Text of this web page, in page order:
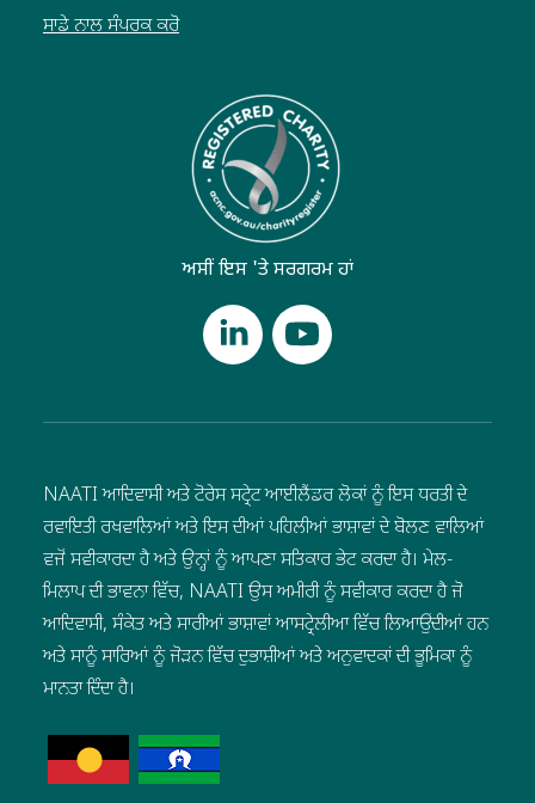
ਸਾਡੇ ਨਾਲ ਸੰਪਰਕ ਕਰੋ
ਅਸੀਂ ਇਸ 'ਤੇ ਸਰਗਰਮ ਹਾਂ
NAATI ਆਦਿਵਾਸੀ ਅਤੇ ਟੋਰੇਸ ਸਟ੍ਰੇਟ ਆਈਲੈਂਡਰ ਲੋਕਾਂ ਨੂੰ ਇਸ ਧਰਤੀ ਦੇ
ਰਵਾਇਤੀ ਰਖਵਾਲਿਆਂ ਅਤੇ ਇਸ ਦੀਆਂ ਪਹਿਲੀਆਂ ਭਾਸ਼ਾਵਾਂ ਦੇ ਬੋਲਣ ਵਾਲਿਆਂ
ਵਜੋਂ ਸਵੀਕਾਰਦਾ ਹੈ ਅਤੇ ਉਨ੍ਹਾਂ ਨੂੰ ਆਪਣਾ ਸਤਿਕਾਰ ਭੇਟ ਕਰਦਾ ਹੈ। ਮੇਲ-
ਮਿਲਾਪ ਦੀ ਭਾਵਨਾ ਵਿੱਚ, NAATI ਉਸ ਅਮੀਰੀ ਨੂੰ ਸਵੀਕਾਰ ਕਰਦਾ ਹੈ ਜੋ
ਆਦਿਵਾਸੀ, ਸੰਕੇਤ ਅਤੇ ਸਾਰੀਆਂ ਭਾਸ਼ਾਵਾਂ ਆਸਟ੍ਰੇਲੀਆ ਵਿੱਚ ਲਿਆਉਂਦੀਆਂ ਹਨ
ਅਤੇ ਸਾਨੂੰ ਸਾਰਿਆਂ ਨੂੰ ਜੋੜਨ ਵਿੱਚ ਦੁਭਾਸ਼ੀਆਂ ਅਤੇ ਅਨੁਵਾਦਕਾਂ ਦੀ ਭੂਮਿਕਾ ਨੂੰ
ਮਾਨਤਾ ਦਿੰਦਾ ਹੈ।